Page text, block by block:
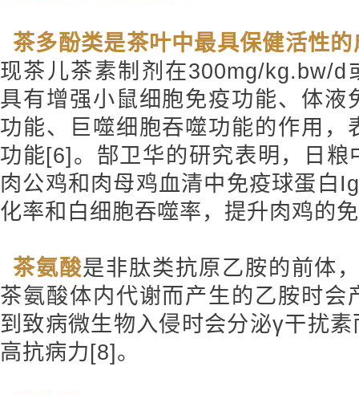
茶多酚类是茶叶中最具保健活性
现茶儿茶素制剂在300mg/kg.bw/
具有增强小鼠细胞免疫功能、体液
功能、巨噬细胞吞噬功能的作用，
功能[6]。郜卫华的研究表明，日
肉公鸡和肉母鸡血清中免疫球蛋白
化率和白细胞吞噬率，提升肉鸡的
茶氨酸是非肽类抗原乙胺的前体
茶氨酸体内代谢而产生的乙胺时会
到致病微生物入侵时会分泌γ干扰
高抗病力[8]。